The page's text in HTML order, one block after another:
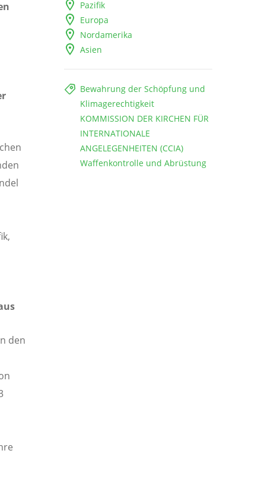
Pazifik
Europa
Nordamerika
Asien
Bewahrung der Schöpfung und
Klimagerechtigkeit
KOMMISSION DER KIRCHEN FÜR
INTERNATIONALE
ANGELEGENHEITEN (CCIA)
Waffenkontrolle und Abrüstung
den